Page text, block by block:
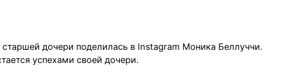
дочери поделилась в Instagram Моника Беллуччи.
успехами своей дочери.